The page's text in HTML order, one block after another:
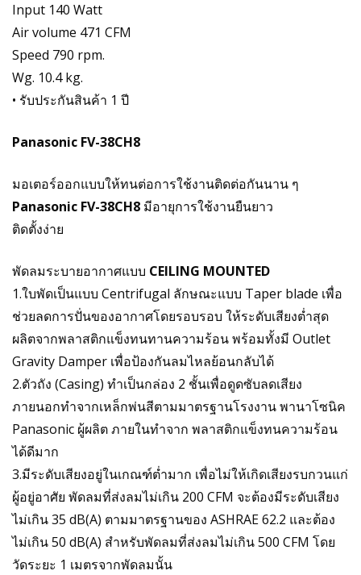
Input 140 Watt
Air volume 471 CFM
Speed 790 rpm.
Wg. 10.4 kg.
• รับประกันสินค้า 1 ปี
Panasonic FV-38CH8
มอเตอร์ออกแบบให้ทนต่อการใช้งานติดต่อกันนาน ๆ
Panasonic FV-38CH8 มีอายุการใช้งานยืนยาว
ติดตั้งง่าย
พัดลมระบายอากาศแบบ CEILING MOUNTED
1.ใบพัดเป็นแบบ Centrifugal ลักษณะแบบ Taper blade เพื่อ
ช่วยลดการปั่นของอากาศโดยรอบรอบ ให้ระดับเสียงต่ำสุด
ผลิตจากพลาสติกแข็งทนทานความร้อน พร้อมทั้งมี Outlet
Gravity Damper เพื่อป้องกันลมไหลย้อนกลับได้
2.ตัวถัง (Casing) ทำเป็นกล่อง 2 ชั้นเพื่อดูดซับลดเสียง
ภายนอกทำจากเหล็กพ่นสีตามมาตรฐานโรงงาน พานาโซนิค
Panasonic ผู้ผลิต ภายในทำจาก พลาสติกแข็งทนความร้อน
ได้ดีมาก
3.มีระดับเสียงอยู่ในเกณฑ์ต่ำมาก เพื่อไม่ให้เกิดเสียงรบกวนแก่
ผู้อยู่อาศัย พัดลมที่ส่งลมไม่เกิน 200 CFM จะต้องมีระดับเสียง
ไม่เกิน 35 dB(A) ตามมาตรฐานของ ASHRAE 62.2 และต้อง
ไม่เกิน 50 dB(A) สำหรับพัดลมที่ส่งลมไม่เกิน 500 CFM โดย
วัดระยะ 1 เมตรจากพัดลมนั้น